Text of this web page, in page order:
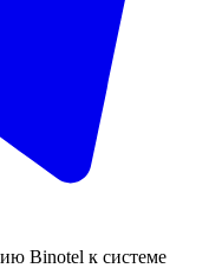
Binotel к системе